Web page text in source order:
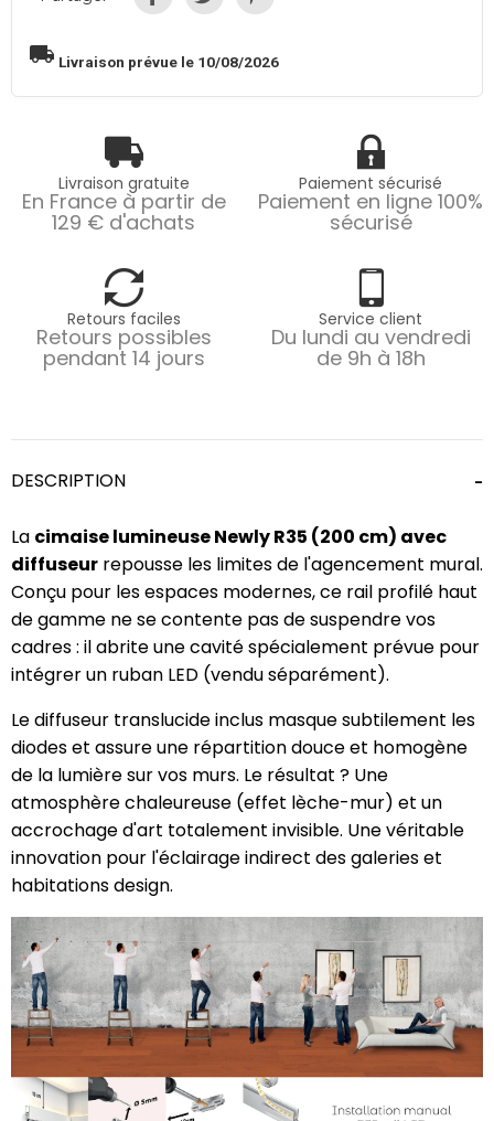
local_shipping Livraison prévue le 10/08/2026
Livraison gratuite
En France à partir de
129 € d'achats
Paiement sécurisé
Paiement en ligne 100%
sécurisé
Retours faciles
Retours possibles
pendant 14 jours
Service client
Du lundi au vendredi
de 9h à 18h
DESCRIPTION
La cimaise lumineuse Newly R35 (200 cm) avec
diffuseur repousse les limites de l'agencement mural.
Conçu pour les espaces modernes, ce rail profilé haut
de gamme ne se contente pas de suspendre vos
cadres : il abrite une cavité spécialement prévue pour
intégrer un ruban LED (vendu séparément).
Le diffuseur translucide inclus masque subtilement les
diodes et assure une répartition douce et homogène
de la lumière sur vos murs. Le résultat ? Une
atmosphère chaleureuse (effet lèche-mur) et un
accrochage d'art totalement invisible. Une véritable
innovation pour l'éclairage indirect des galeries et
habitations design.